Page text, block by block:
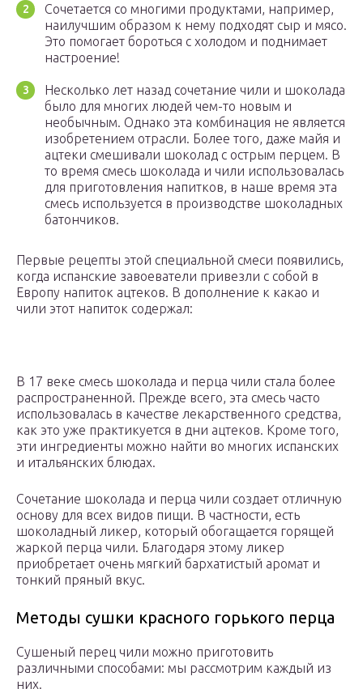
Сочетается со многими продуктами, например,
наилучшим образом к нему подходят сыр и мясо.
Это помогает бороться с холодом и поднимает
настроение!
Несколько лет назад сочетание чили и шоколада
было для многих людей чем-то новым и
необычным. Однако эта комбинация не является
изобретением отрасли. Более того, даже майя и
ацтеки смешивали шоколад с острым перцем. В
то время смесь шоколада и чили использовалась
для приготовления напитков, в наше время эта
смесь используется в производстве шоколадных
батончиков.
Первые рецепты этой специальной смеси появились,
когда испанские завоеватели привезли с собой в
Европу напиток ацтеков. В дополнение к какао и
чили этот напиток содержал:
В 17 веке смесь шоколада и перца чили стала более
распространенной. Прежде всего, эта смесь часто
использовалась в качестве лекарственного средства,
как это уже практикуется в дни ацтеков. Кроме того,
эти ингредиенты можно найти во многих испанских
и итальянских блюдах.
Сочетание шоколада и перца чили создает отличную
основу для всех видов пищи. В частности, есть
шоколадный ликер, который обогащается горящей
жаркой перца чили. Благодаря этому ликер
приобретает очень мягкий бархатистый аромат и
тонкий пряный вкус.
Методы сушки красного горького перца
Сушеный перец чили можно приготовить
различными способами: мы рассмотрим каждый из
них.